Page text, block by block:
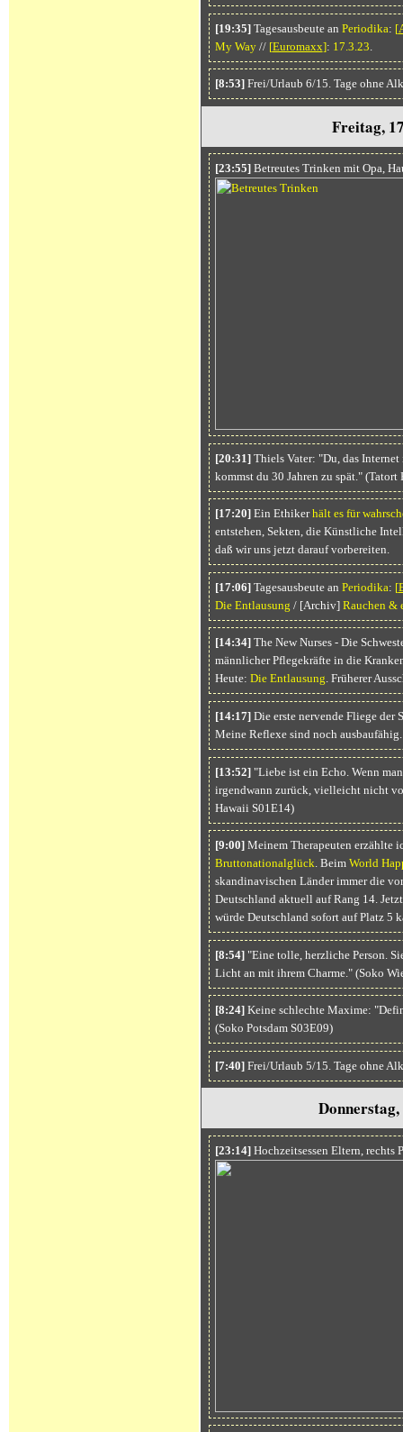
[19:35]Tagesausbeute an Periodika: [
My Way// [Euromaxx]: 17.3.23
[8:53]Frei/Urlaub 6/15. Tage ohne
Freitag,
[23:55]Betreutes Trinken mit Opa,
[20:31]Thiels Vater: "Du, das
kommst du 30 Jahren zu spät."
[17:20]Ein Ethikerhält es für
entstehen, Sekten, die Künstliche
daß wir uns jetzt darauf vorbereiten.
[17:06]Tagesausbeute an Periodika: [
Die Entlausung / [Archiv] Rauchen &
[14:34]The New Nurses - Die
männlicher Pflegekräfte in die
Heute: Die Entlausung. Früherer
[14:17]Die erste nervende Fliege der
Meine Reflexe sind noch ausbaufähig.
[13:52]"Liebe ist ein Echo. Wenn
irgendwann zurück, vielleicht nicht
Hawaii S01E14)
[9:00]Meinem Therapeuten erzählte
Bruttonationalglück. Beim World
skandinavischen Länder immer die
Deutschland aktuell auf Rang 14.
würde Deutschland sofort auf Platz 5
[8:54]"Eine tolle, herzliche Person.
Licht an mit ihrem Charme." (Soko
[8:24]Keine schlechte Maxime:
(Soko Potsdam S03E09)
[7:40]Frei/Urlaub 5/15. Tage ohne
[23:14]Hochzeitsessen Eltern, rechts